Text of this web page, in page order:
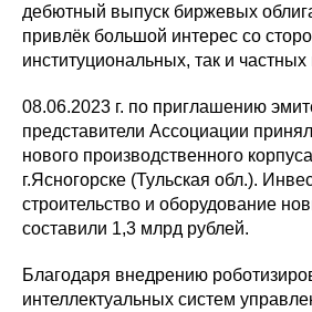
дебютный выпуск биржевых
привлёк большой интерес со
институциональных, так и частных
08.06.2023 г. по приглашению
представители Ассоциации
нового производственного
г.Ясногорске (Тульская обл.).
строительство и оборудование
составили 1,3 млрд рублей.
Благодаря внедрению
интеллектуальных систем